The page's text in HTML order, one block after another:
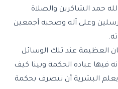
حمد الشاكرين والصلاة
وعلى آله وصحبه أجمعين
العظيمة عند تلك الوسائل
فيها عباده الحكمة وبينا كيف
البشرية أن تتصرف بحكمة